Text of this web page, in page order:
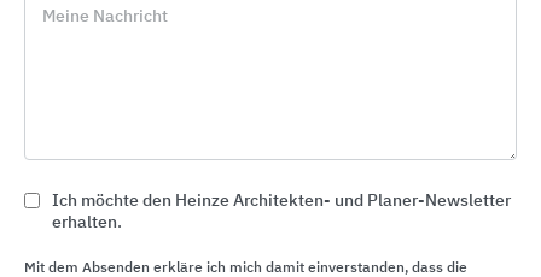
mit innovativen Produkten wie optimierten
Systemlösungen und die vielfältigen
Meine Nachricht
Ich möchte den Heinze Architekten- und Planer-Newsletter
erhalten.
Mit dem Absenden erkläre ich mich damit einverstanden, dass die